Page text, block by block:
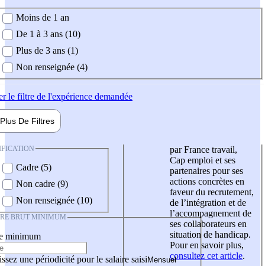
demandée
Moins de 1 an
De 1 à 3 ans (10)
Plus de 3 ans (1)
Non renseignée (4)
le filtre de l'expérience demandée
Plus De Filtres
Cadre (5)
Non cadre (9)
Non renseignée (10)
BRUT MINIMUM
minimum
une périodicité pour le salaire saisi
par France travail,
Cap emploi et ses
partenaires pour ses
actions concrètes en
faveur du recrutement,
de l’intégration et de
l’accompagnement de
ses collaborateurs en
situation de handicap.
Pour en savoir plus,
consultez cet article.